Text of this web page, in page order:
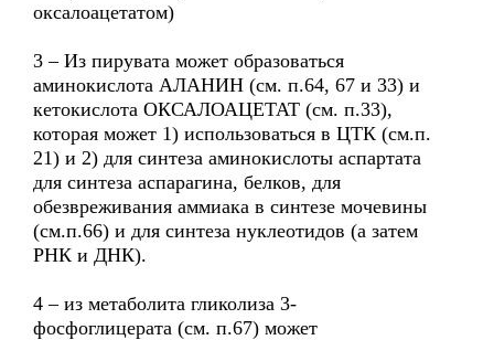
оксалоацетатом)
3 – Из пирувата может образоваться
аминокислота АЛАНИН (см. п.64, 67 и 33) и
кетокислота ОКСАЛОАЦЕТАТ (см. п.33),
которая может 1) использоваться в ЦТК (см.п.
21) и 2) для синтеза аминокислоты аспартата
для синтеза аспарагина, белков, для
обезвреживания аммиака в синтезе мочевины
(см.п.66) и для синтеза нуклеотидов (а затем
РНК и ДНК).
4 – из метаболита гликолиза 3-
фосфоглицерата (см. п.67) может